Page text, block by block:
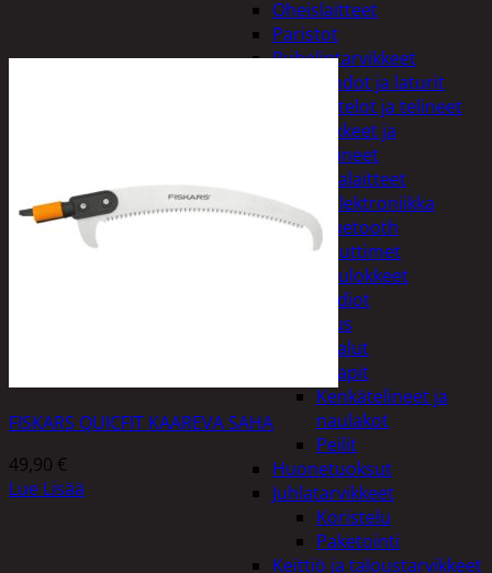
Oheislaitteet
Paristot
Puhelintarvikkeet
Johdot ja laturit
Kotelot ja telineet
Tv-tarvikkeet ja
seinätelineet
Varavirtalaitteet
Viihde-elektroniikka
Bluetooth
kaiuttimet
Kuulokkeet
Radiot
Koti ja sisustus
Huonekalut
Kaapit
Kenkätelineet ja
naulakot
Peilit
Huonetuoksut
Juhlatarvikkeet
Koristelu
Paketointi
Keittiö ja taloustarvikkeet
FISKARS QUICFIT KAAREVA SAHA
49,90 €
Lue Lisää